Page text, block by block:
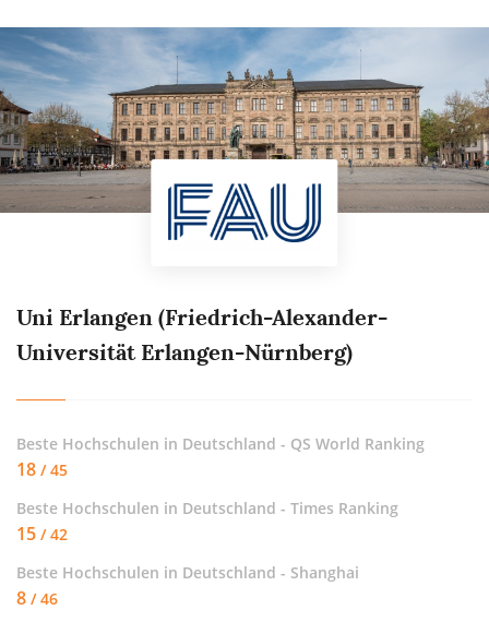
Uni Erlangen (Friedrich-Alexander-
Universität Erlangen-Nürnberg)
Beste Hochschulen in Deutschland - QS World Ranking
18 / 45
Beste Hochschulen in Deutschland - Times Ranking
15 / 42
Beste Hochschulen in Deutschland - Shanghai
8 / 46